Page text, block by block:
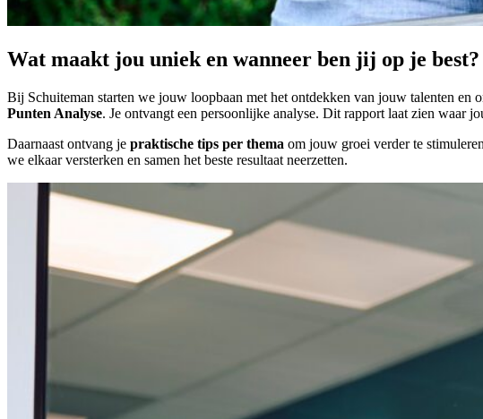
Wat maakt jou uniek en wanneer ben jij op je best?
Bij Schuiteman starten we jouw loopbaan met het ontdekken van jouw talenten
Punten Analyse. Je ontvangt een persoonlijke analyse. Dit rapport laat zien waar
Daarnaast ontvang je praktische tips per thema om jouw groei verder te
we elkaar versterken en samen het beste resultaat neerzetten.